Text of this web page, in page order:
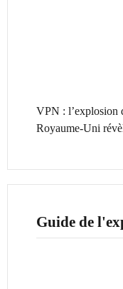
VPN : l’explosion
Royaume-Uni
Guide de